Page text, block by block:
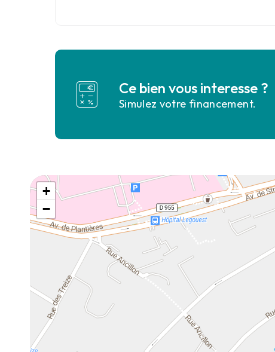
Ce bien vous interesse ?
Simulez votre financement.
+
−